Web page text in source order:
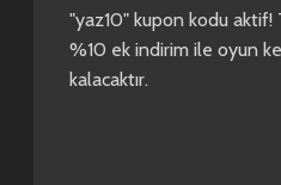
"yaz10" kupon kodu
%10 ek indirim ile oyun
kalacaktır.